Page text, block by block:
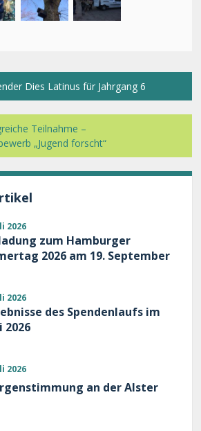
Dies Latinus für Jahrgang 6
Teilnahme –
„Jugend forscht“
2026
zum Hamburger
2026 am 19. September
2026
des Spendenlaufs im
2026
2026
an der Alster